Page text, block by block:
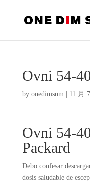
Ovni 54-
by onedimsum| 11 月
Ovni 54-
Packard
Debo confesar
dosis saludable de